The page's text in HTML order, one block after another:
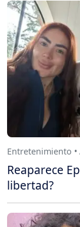
Entretenimiento •
Reaparece
libertad?